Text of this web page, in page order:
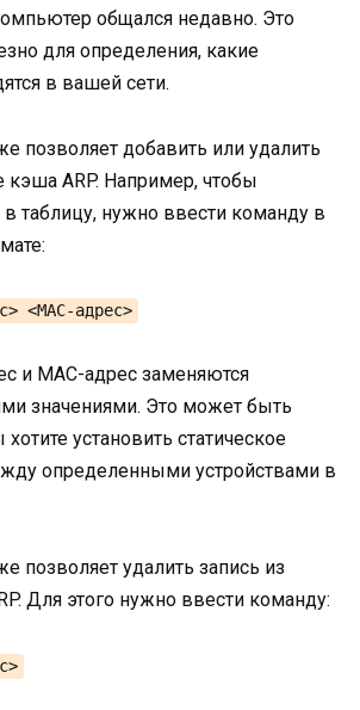
общался недавно. Это
для определения, какие
в вашей сети.
позволяет добавить или удалить
кэша ARP. Например, чтобы
в таблицу, нужно ввести команду в
<MAC-адрес>
и MAC-адрес заменяются
значениями. Это может быть
установить статическое
определенными устройствами в
позволяет удалить запись из
Для этого нужно ввести команду: